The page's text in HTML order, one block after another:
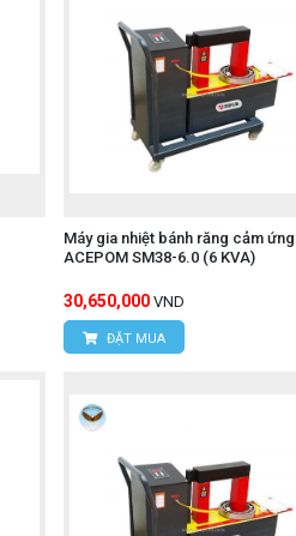
Máy gia nhiệt bánh răng cảm ứng
ACEPOM SM38-6.0 (6 KVA)
30,650,000 VND
ĐẶT MUA